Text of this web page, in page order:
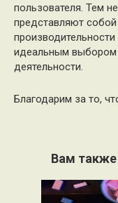
пользователя. Тем
представляют
идеальным выбором
деятельности.
Благодарим за то,
Вам